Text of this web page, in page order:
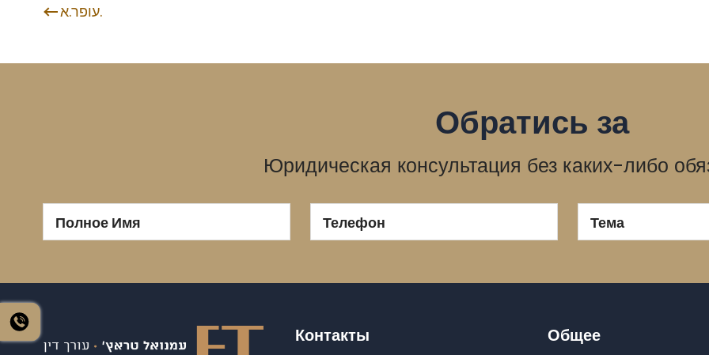
Навигация по записям
עופר.א.
Обратись за
Юридическая консультация без каких-либо
Полное Имя Телефон Тема
Контакты Общее